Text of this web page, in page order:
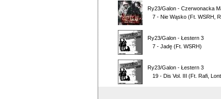
Ry23/Galon - Czerwonacka
7 - Nie Wąsko (Ft. WSRH
Ry23/Galon - Łestern 3
7 - Jadę (Ft. WSRH)
Ry23/Galon - Łestern 3
19 - Dis Vol. III (Ft. Rafi